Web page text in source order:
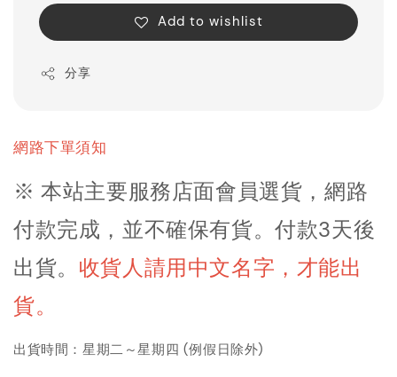
Add to wishlist
分享
網路下單須知
※ 本站主要服務店面會員選貨，網路
付款完成，並不確保有貨。付款3天後
出貨。 收貨人請用中文名字，才能出
貨。
出貨時間：星期二～星期四 (例假日除外)